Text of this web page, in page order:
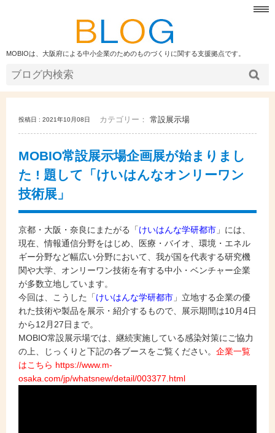
MOBIOは、大阪府による中小企業のためのものづくりに関する支援拠点です。
投稿日 : 2021年10月08日 カテゴリー： 常設展示場
MOBIO常設展示場企画展が始まりまし
た ! 題して「けいはんなオンリーワン
技術展」
京都・大阪・奈良にまたがる「けいはんな学研都市 」には、
現在、情報通信分野をはじめ、医療・バイオ、環境・エネル
ギー分野など幅広い分野において、我が国を代表する研究機
関や大学、オンリーワン技術を有する中小・ベンチャー企業
が多数立地しています。
今回は、こうした「けいはんな学研都市 」立地する企業の優
れた技術や製品を展示・紹介するもので、展示期間は10月4日
から12月27日まで。
MOBIO常設展示場では、継続実施している感染対策にご協力
の上、じっくりと下記の各ブースをご覧ください。 企業一覧
はこちら https://www.m-
osaka.com/jp/whatsnew/detail/003377.html